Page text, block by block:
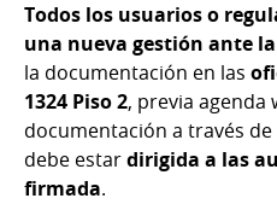
Todos los usuarios o
una nueva gestión ante
la documentación en las
1324 Piso 2, previa agenda
documentación a través
debe estardirigida a las
firmada.